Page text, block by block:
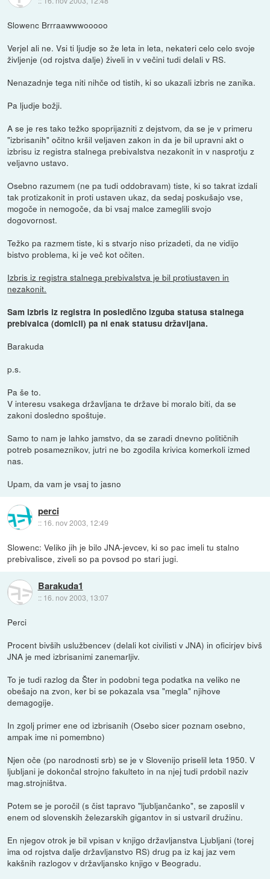
Slowenc Brrraawwwooooo
Verjel ali ne. Vsi ti ljudje so že leta in leta, nekateri celo celo svoje
življenje (od rojstva dalje) živeli in v večini tudi delali v RS.
Nenazadnje tega niti nihče od tistih, ki so ukazali izbris ne zanika.
Pa ljudje božji.
A se je res tako težko spoprijazniti z dejstvom, da se je v primeru
"izbrisanih" očitno kršil veljaven zakon in da je bil upravni akt o
izbrisu iz registra stalnega prebivalstva nezakonit in v nasprotju z
veljavno ustavo.
Osebno razumem (ne pa tudi oddobravam) tiste, ki so takrat izdali
tak protizakonit in proti ustaven ukaz, da sedaj poskušajo vse,
mogoče in nemogoče, da bi vsaj malce zameglili svojo
dogovornost.
Težko pa razmem tiste, ki s stvarjo niso prizadeti, da ne vidijo
bistvo problema, ki je več kot očiten.
Izbris iz registra stalnega prebivalstva je bil protiustaven in
nezakonit.
Sam izbris iz registra in posledično izguba statusa stalnega
prebivalca (domicil) pa ni enak statusu državljana.
Barakuda
p.s.
Pa še to.
V interesu vsakega državljana te države bi moralo biti, da se
zakoni dosledno spoštuje.
Samo to nam je lahko jamstvo, da se zaradi dnevno političnih
potreb posameznikov, jutri ne bo zgodila krivica komerkoli izmed
nas.
Upam, da vam je vsaj to jasno
perci
:: 16. nov 2003, 12:49
Slowenc: Veliko jih je bilo JNA-jevcev, ki so pac imeli tu stalno
prebivalisce, ziveli so pa povsod po stari jugi.
Barakuda1
:: 16. nov 2003, 13:07
Perci
Procent bivših uslužbencev (delali kot civilisti v JNA) in oficirjev bivš
JNA je med izbrisanimi zanemarljiv.
To je tudi razlog da Šter in podobni tega podatka na veliko ne
obešajo na zvon, ker bi se pokazala vsa "megla" njihove
demagogije.
In zgolj primer ene od izbrisanih (Osebo sicer poznam osebno,
ampak ime ni pomembno)
Njen oče (po narodnosti srb) se je v Slovenijo priselil leta 1950. V
ljubljani je dokončal strojno fakulteto in na njej tudi prdobil naziv
mag.strojništva.
Potem se je poročil (s čist tapravo "ljubljančanko", se zaposlil v
enem od slovenskih železarskih gigantov in si ustvaril družinu.
En njegov otrok je bil vpisan v knjigo državljanstva Ljubljani (torej
ima od rojstva dalje državljanstvo RS) drug pa iz kaj jaz vem
kakšnih razlogov v državljansko knjigo v Beogradu.